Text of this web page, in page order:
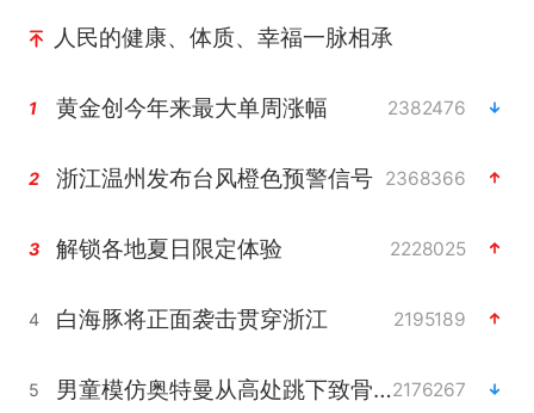
人民的健康、体质、幸福一脉相承
1 黄金创今年来最大单周涨幅 2382476
2 浙江温州发布台风橙色预警信号 2368366
3 解锁各地夏日限定体验 2228025
4 白海豚将正面袭击贯穿浙江 2195189
5 男童模仿奥特曼从高处跳下致骨折2176267